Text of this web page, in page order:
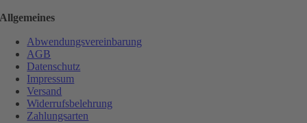
Allgemeines
Abwendungsvereinbarung
AGB
Datenschutz
Impressum
Versand
Widerrufsbelehrung
Zahlungsarten